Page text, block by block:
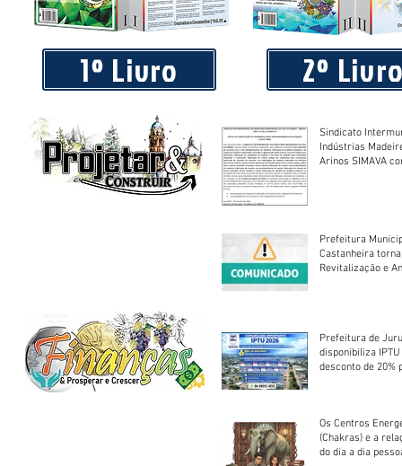
Conheça quais são as árvores que podem ser plantadas
calçadas
1º Livro 2º
Sindicato
Indústrias
Arinos SIMAVA convoca à
Prefeitura
Castanheira
Revitalização e
Prefeitura de
disponibiliza
desconto de 20%
Os Centros
(Chakras) e a
do dia a dia